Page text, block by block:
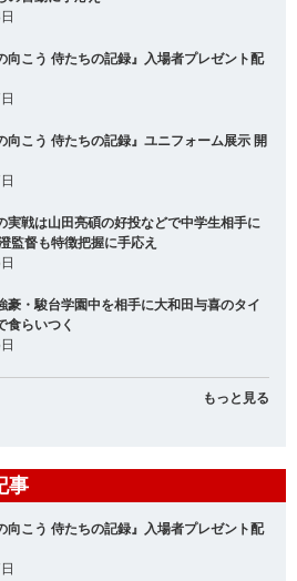
向こう 侍たちの記録』入場者プレゼント配
向こう 侍たちの記録』ユニフォーム展示 開
実戦は山田亮碩の好投などで中学生相手に
監督も特徴把握に手応え
豪・駿台学園中を相手に大和田与喜のタイ
食らいつく
もっと見る
事
向こう 侍たちの記録』入場者プレゼント配